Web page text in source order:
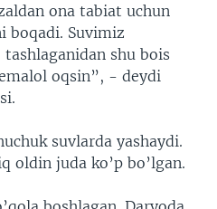
ona tabiat uchun
boqadi. Suvimiz
shu bois
oqsin”, - deydi
suvlarda yashaydi.
oldin juda ko’p bo’lgan.